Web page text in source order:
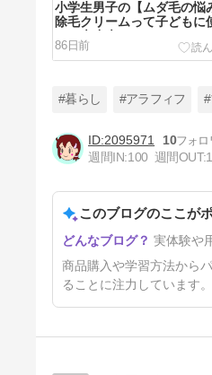
小学生男子の【ムダ毛の悩
除毛クリームって子どもに
ても大丈夫？
86日前
必須？始め方と実力テスト
いて解説！
11ヶ月前
#暮らし #アラフィフ
2095971
10
週間IN:100 週間OUT:
このブログのここが
実体験や
商品購入や学習方法から
ることに注力しています